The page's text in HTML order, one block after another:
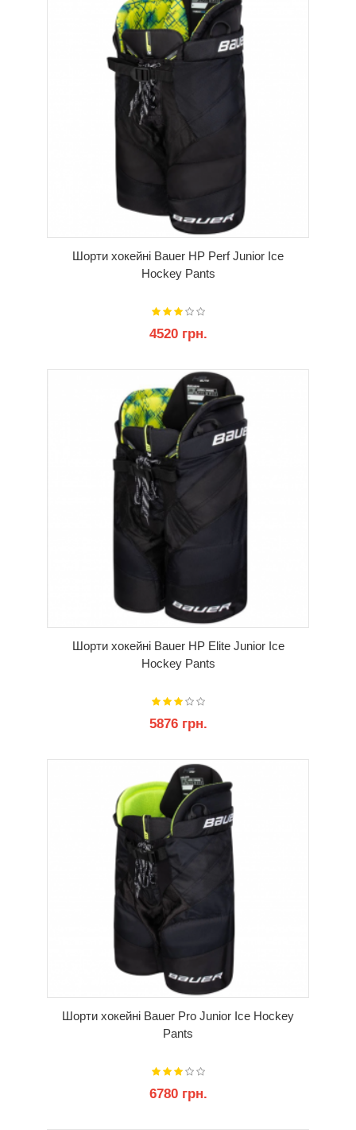
Шорти хокейні Bauer HP Perf Junior Ice
Hockey Pants
4520 грн.
КУПИТИ
Шорти хокейні Bauer HP Elite Junior Ice
Hockey Pants
5876 грн.
КУПИТИ
Шорти хокейні Bauer Pro Junior Ice Hockey
Pants
6780 грн.